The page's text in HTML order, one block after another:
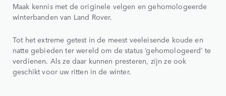
Maak kennis met de originele velgen en gehomologeerde
winterbanden van Land Rover.
Tot het extreme getest in de meest veeleisende koude en
natte gebieden ter wereld om de status ‘gehomologeerd’ te
verdienen. Als ze daar kunnen presteren, zijn ze ook
geschikt voor uw ritten in de winter.